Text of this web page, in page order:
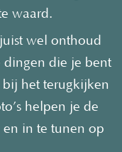
waard.
wel onthoud
dingen die je bent
bij het terugkijken
helpen je de
in te tunen op